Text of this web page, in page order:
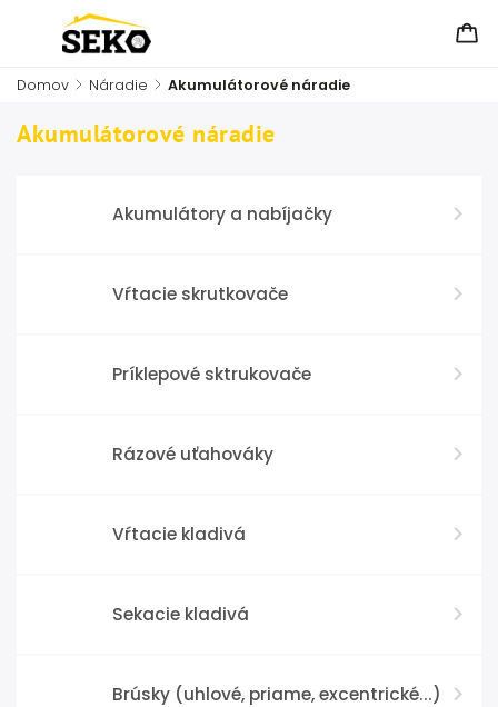
Domov / Náradie / Akumulátorové náradie
Akumulátorové náradie
Akumulátory a nabíjačky
Vŕtacie skrutkovače
Príklepové sktrukovače
Rázové uťahováky
Vŕtacie kladivá
Sekacie kladivá
Brúsky (uhlové, priame, excentrické...)